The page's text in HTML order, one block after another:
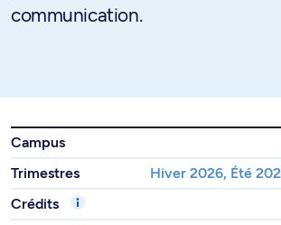
communication.
Campus
Trimestres
Hiver 2026, Été
Crédits